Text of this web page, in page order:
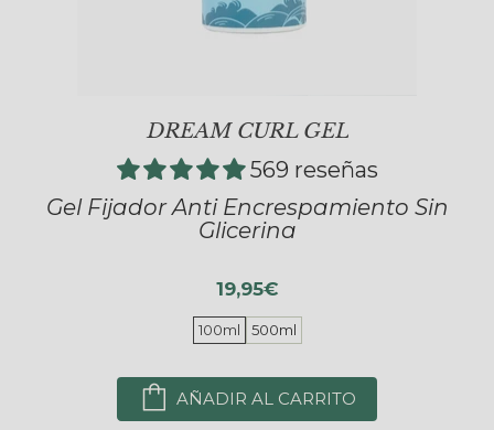
DREAM CURL GEL
569 reseñas
Gel Fijador Anti Encrespamiento Sin
Glicerina
19,95€
100ml 500ml
AÑADIR AL CARRITO